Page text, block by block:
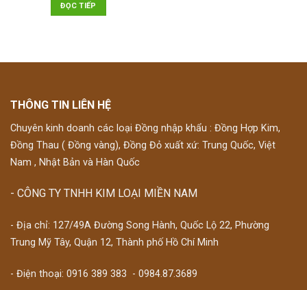
ĐỌC TIẾP
THÔNG TIN LIÊN HỆ
Chuyên kinh doanh các loại Đồng nhập khẩu : Đồng Hợp Kim,
Đồng Thau ( Đồng vàng), Đồng Đỏ xuất xứ: Trung Quốc, Việt
Nam , Nhật Bản và Hàn Quốc
- CÔNG TY TNHH KIM LOẠI MIỀN NAM
- Địa chỉ: 127/49A Đường Song Hành, Quốc Lộ 22, Phường
Trung Mỹ Tây, Quận 12, Thành phố Hồ Chí Minh
- Điện thoại: 0916 389 383 - 0984.87.3689